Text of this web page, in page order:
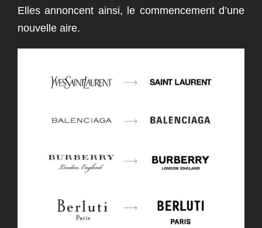
Elles annoncent ainsi, le commencement d’une
nouvelle aire.